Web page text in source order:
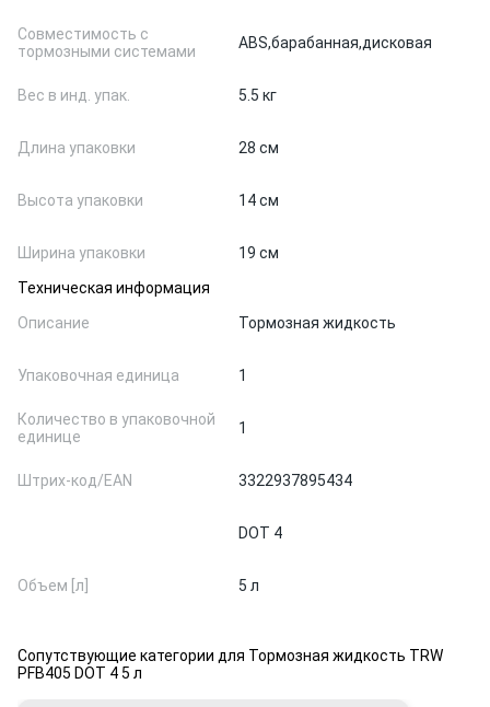
Совместимость с
тормозными системами
ABS,барабанная,дисковая
Вес в инд. упак. 5.5 кг
Длина упаковки 28 см
Высота упаковки 14 см
Ширина упаковки
19 см
Техническая информация
Описание
Тормозная жидкость
Упаковочная единица 1
Количество в упаковочной
единице
1
Штрих-код/EAN 3322937895434
DOT 4
Объем [л] 5 л
Сопутствующие категории для Тормозная жидкость TRW
PFB405 DOT 4 5 л